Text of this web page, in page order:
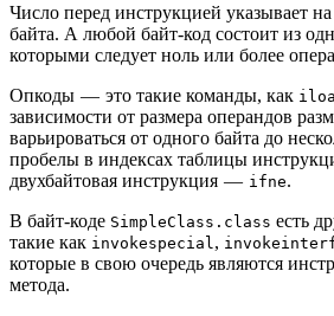
Число перед инструкцией указывает
байта. А любой байт-код состоит из
которыми следует ноль или более
Опкоды — это такие команды, как
зависимости от размера операндов
варьироваться от одного байта до
пробелы в индексах таблицы
двухбайтовая инструкция — ifne.
В байт-коде SimpleClass.class есть
такие как invokespecial ,
которые в свою очередь являются
метода.